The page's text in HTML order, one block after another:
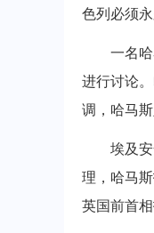
色列必须
一名哈马
进行讨论
调，哈马
埃及安全
理，哈马
英国前首